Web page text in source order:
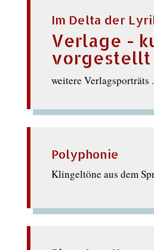
Im Delta der
Verlage -
vorgestellt
weitere Verlagsporträts
Polyphonie
Klingeltöne aus dem